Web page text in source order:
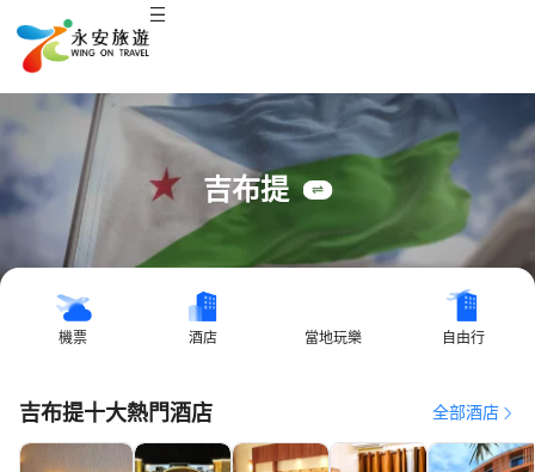
吉布提
機票 酒店 當地玩樂 自由行
吉布提十大熱門酒店 全部酒店